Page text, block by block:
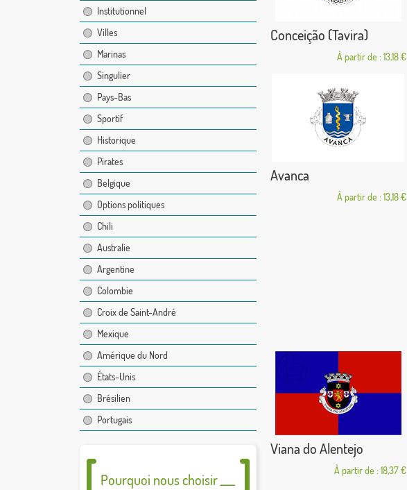
Institutionnel
Villes
Marinas
Singulier
Pays-Bas
Sportif
Historique
Pirates
Belgique
Options politiques
Chili
Australie
Argentine
Colombie
Croix de Saint-André
Mexique
Amérique du Nord
États-Unis
Brésilien
Portugais
Pourquoi nous choisir ___
Conceição (Tavira)
À partir de : 13,18 €
Avanca
À partir de : 13,18 €
Viana do Alentejo
À partir de : 18,37 €